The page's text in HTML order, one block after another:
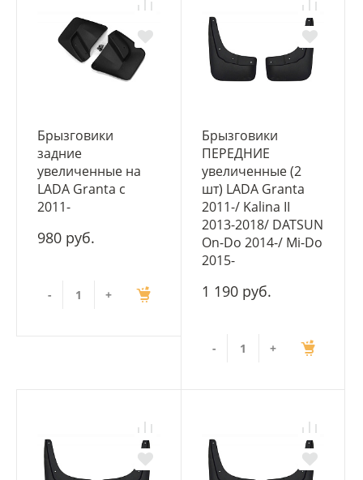
Брызговики
задние
увеличенные на
LADA Granta c
2011-
980 руб.
- +
Брызговики
ПЕРЕДНИЕ
увеличенные (2
шт) LADA Granta
2011-/ Kalina II
2013-2018/ DATSUN
On-Do 2014-/ Mi-Do
2015-
1 190 руб.
- +